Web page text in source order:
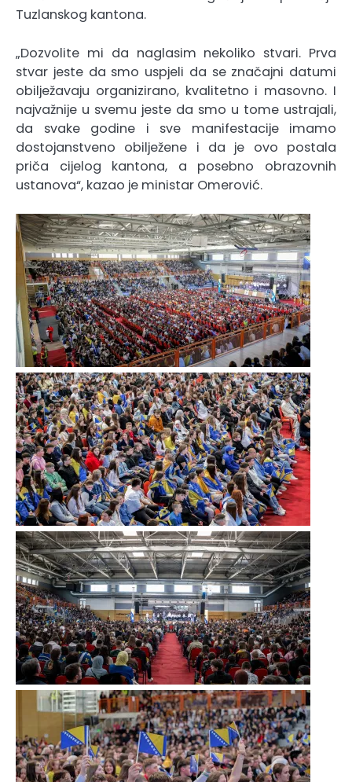
Tuzlanskog kantona.
„Dozvolite mi da naglasim nekoliko stvari. Prva
stvar jeste da smo uspjeli da se značajni datumi
obilježavaju organizirano, kvalitetno i masovno. I
najvažnije u svemu jeste da smo u tome ustrajali,
da svake godine i sve manifestacije imamo
dostojanstveno obilježene i da je ovo postala
priča cijelog kantona, a posebno obrazovnih
ustanova“, kazao je ministar Omerović.